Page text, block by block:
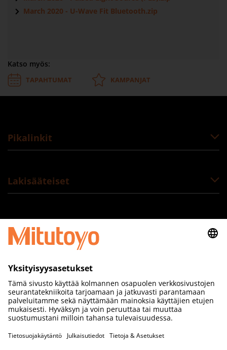
March 2020 - U-Wave Fit Bluetooth.zip
Katso myös:
TAPAHTUMAT KAMPANJAT
Pikalinkit
Lakisääteiset
Seuraa meitä
Mitutoyo Scandinavia AB Finnish Branch
Autokeskuksentie 16B,
33960 Pirkkala